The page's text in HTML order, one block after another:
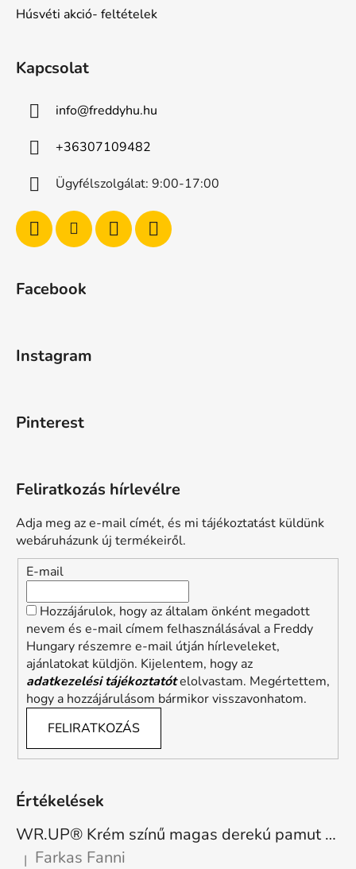
Húsvéti akció- feltételek
Kapcsolat
info@freddyhu.hu
+36307109482
Ügyfélszolgálat: 9:00-17:00
Facebook
Instagram
Pinterest
Feliratkozás hírlevélre
Adja meg az e-mail címét, és mi tájékoztatást küldünk
webáruházunk új termékeiről.
E-mail
Hozzájárulok, hogy az általam önként megadott
nevem és e-mail címem felhasználásával a Freddy
Hungary részemre e-mail útján hírleveleket,
ajánlatokat küldjön. Kijelentem, hogy az
adatkezelési tájékoztatótelolvastam. Megértettem,
hogy a hozzájárulásom bármikor visszavonhatom.
FELIRATKOZÁS
Értékelések
WR.UP® Krém színű magas derekú pamut nadrág RE(MOVE) WRUP1HC001ORG, Z40
| Farkas Fanni